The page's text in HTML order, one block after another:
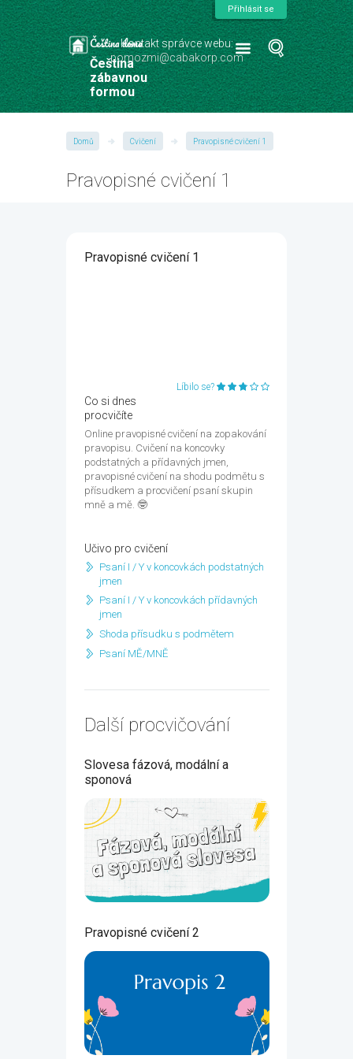
Přihlásit se
Kontakt správce webu:
pomozmi@cabakorp.com
Čeština doma
Čeština
zábavnou
formou
Domů Cvičení Pravopisné cvičení 1
Pravopisné cvičení 1
Pravopisné cvičení 1
Líbilo se?
Co si dnes
procvičíte
Online pravopisné cvičení na zopakování
pravopisu. Cvičení na koncovky
podstatných a přídavných jmen,
pravopisné cvičení na shodu podmětu s
přísudkem a procvičení psaní skupin
mně a mě. 🤓
Učivo pro cvičení
Psaní I / Y v koncovkách podstatných
jmen
Psaní I / Y v koncovkách přídavných
jmen
Shoda přísudku s podmětem
Psaní MĚ/MNĚ
Další procvičování
Slovesa fázová, modální a
sponová
Pravopisné cvičení 2